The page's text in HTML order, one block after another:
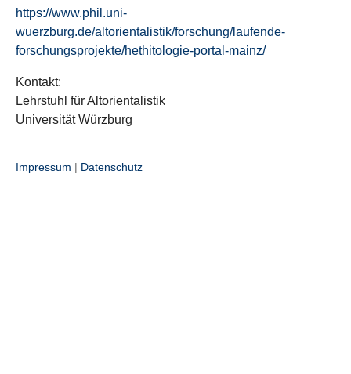
https://www.phil.uni-
wuerzburg.de/altorientalistik/forschung/laufende-
forschungsprojekte/hethitologie-portal-mainz/
Kontakt:
Lehrstuhl für Altorientalistik
Universität Würzburg
Impressum | Datenschutz